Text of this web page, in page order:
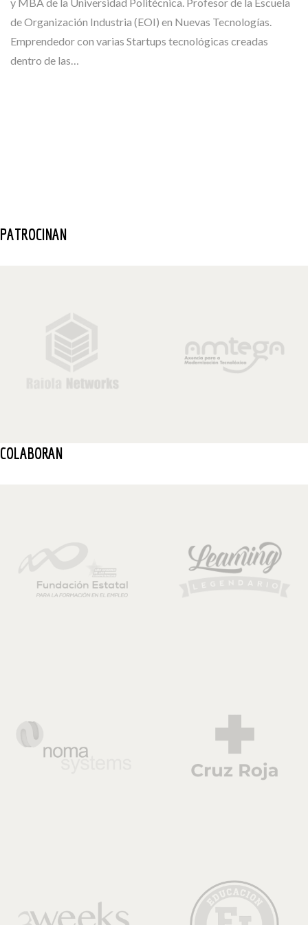
de Organización Industria (EOI) en Nuevas Tecnologías.
Emprendedor con varias Startups tecnológicas creadas
dentro de las…
PATROCINAN
COLABORAN